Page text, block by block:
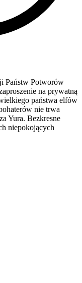
Państw Potworów
na prywatną
państwa elfów
nie trwa
Yura. Bezkresne
niepokojących